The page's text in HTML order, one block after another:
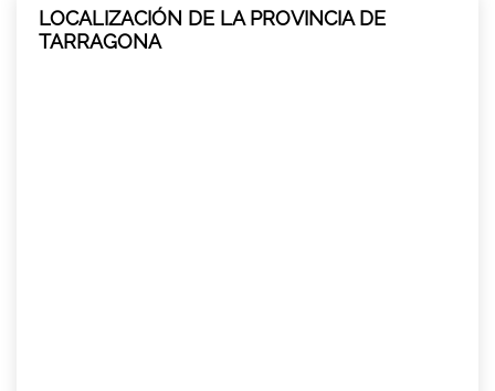
LOCALIZACIÓN DE LA PROVINCIA DE
TARRAGONA